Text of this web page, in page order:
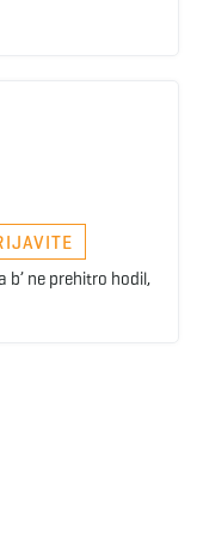
b’ ne prehitro hodil,